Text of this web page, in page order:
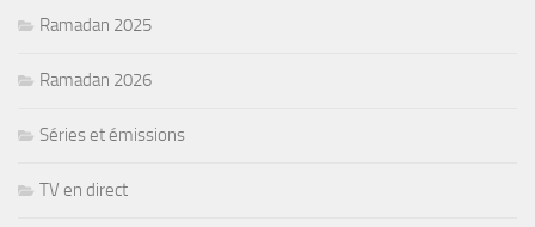
Ramadan 2025
Ramadan 2026
Séries et émissions
TV en direct